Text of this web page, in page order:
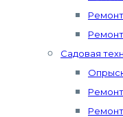
Садовая